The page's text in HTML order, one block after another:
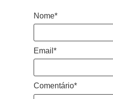
Nome*
Email*
Comentário*